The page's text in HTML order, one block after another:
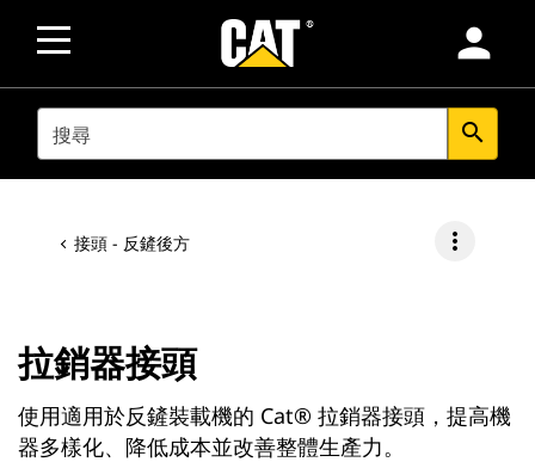
person
SEARCH search
接頭 - 反鏟後方 more_vert
拉銷器接頭
使用適用於反鏟裝載機的 Cat® 拉銷器接頭，提高機
器多樣化、降低成本並改善整體生產力。